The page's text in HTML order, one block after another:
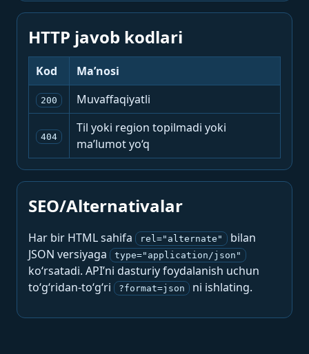
HTTP javob kodlari
Kod Ma’nosi
200 Muvaffaqiyatli
404
Til yoki region topilmadi yoki
ma’lumot yo‘q
SEO/Alternativalar
Har bir HTML sahifa rel="alternate"
bilan
JSON versiyaga
type="application/json"
ko‘rsatadi. API’ni dasturiy foydalanish uchun
to‘g‘ridan-to‘g‘ri
?format=json ni ishlating.